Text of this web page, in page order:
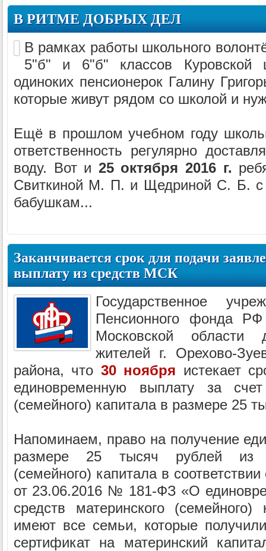
В РИТМЕ ДОБРЫХ ДЕЛ
В рамках работы школьного
5"б" и 6"б" классов
одиноких пенсионерок Галину
которые живут рядом со школой и
Ещё в прошлом учебном году
ответственность регулярно
воду. Вот и 25 октября 2016 г.
Свиткиной М. П. и Щедриной С. Б. с
бабушкам...
Заканчивается срок для подачи
выплату из средств МСК
Государственное
Пенсионного фонда
Московской области
жителей г. Орехово-
района, что 30 ноября истекает
единовременную выплату за счет
(семейного) капитала в размере 25
Напоминаем, право на получение
размере 25 тысяч рублей из
(семейного) капитала в
от 23.06.2016 № 181-ФЗ «О
средств материнского
имеют все семьи, которые
сертификат на материнский